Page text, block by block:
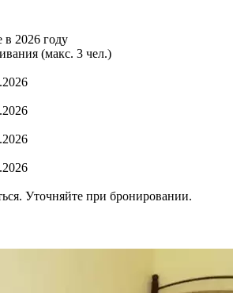
2026 году
(макс. 3 чел.)
Уточняйте при бронировании.